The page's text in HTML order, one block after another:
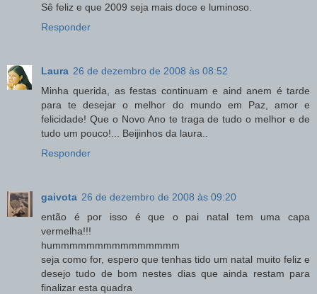
Sê feliz e que 2009 seja mais doce e luminoso.
Responder
Laura 26 de dezembro de 2008 às 08:52
Minha querida, as festas continuam e aind anem é tarde
para te desejar o melhor do mundo em Paz, amor e
felicidade! Que o Novo Ano te traga de tudo o melhor e de
tudo um pouco!... Beijinhos da laura..
Responder
gaivota 26 de dezembro de 2008 às 09:20
então é por isso é que o pai natal tem uma capa
vermelha!!!
hummmmmmmmmmmmmmm
seja como for, espero que tenhas tido um natal muito feliz e
desejo tudo de bom nestes dias que ainda restam para
finalizar esta quadra